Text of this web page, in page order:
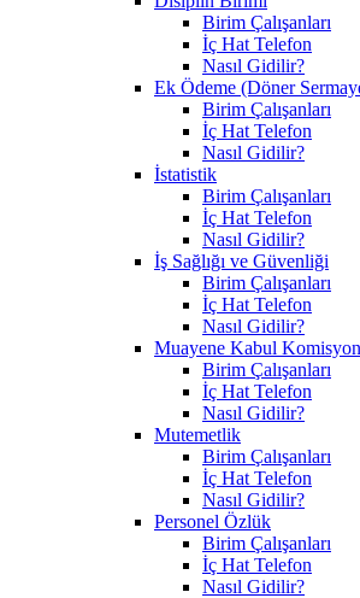
Birim Çalışanları
İç Hat Telefon
Nasıl Gidilir?
Ek Ödeme (Döner
Birim Çalışanları
İç Hat Telefon
Nasıl Gidilir?
İstatistik
Birim Çalışanları
İç Hat Telefon
Nasıl Gidilir?
İş Sağlığı ve Güvenliği
Birim Çalışanları
İç Hat Telefon
Nasıl Gidilir?
Muayene Kabul
Birim Çalışanları
İç Hat Telefon
Nasıl Gidilir?
Mutemetlik
Birim Çalışanları
İç Hat Telefon
Nasıl Gidilir?
Personel Özlük
Birim Çalışanları
İç Hat Telefon
Nasıl Gidilir?